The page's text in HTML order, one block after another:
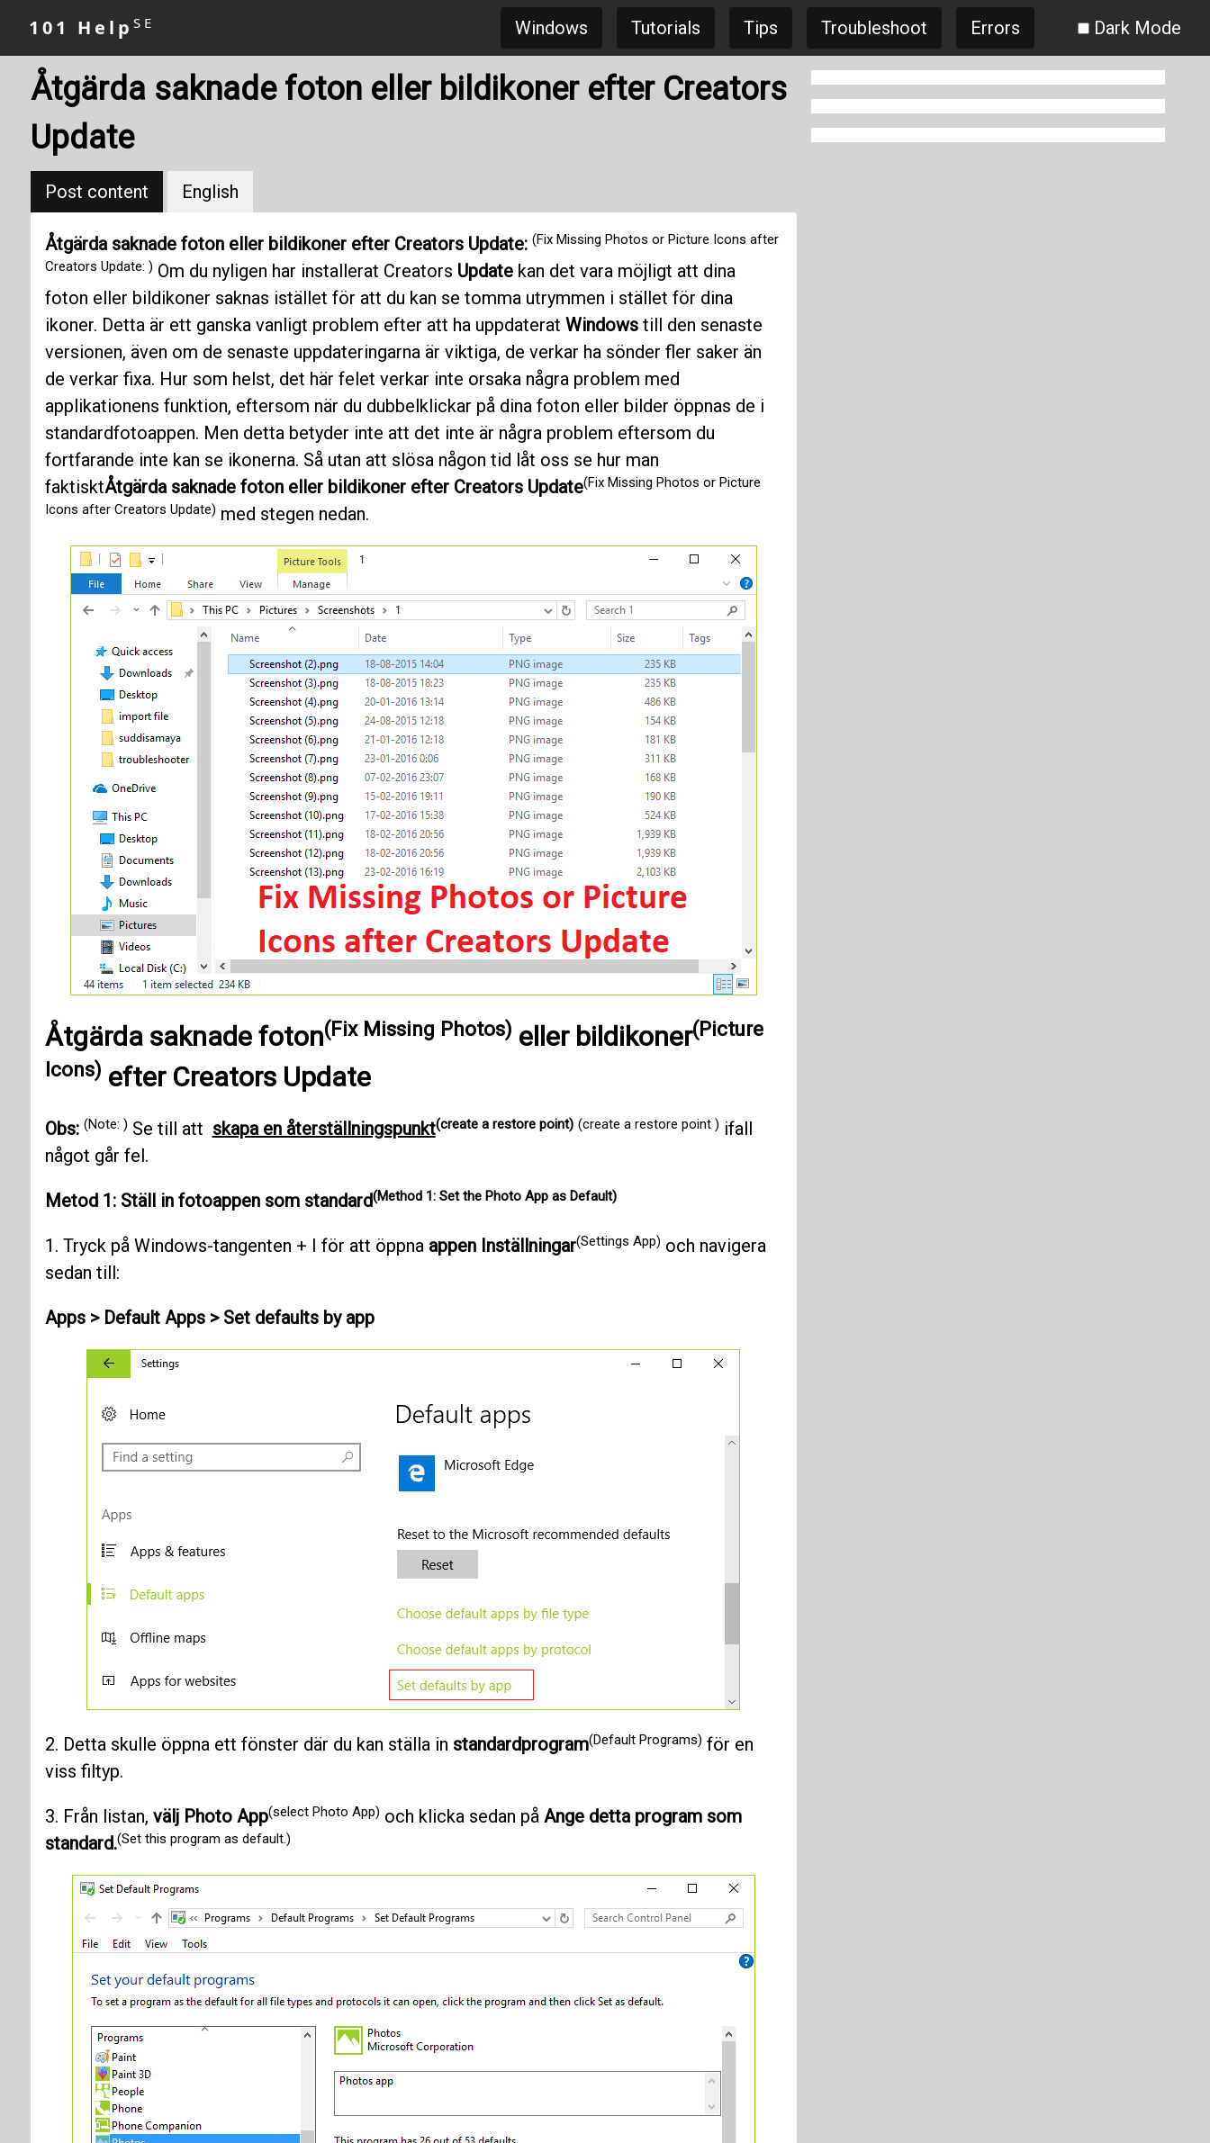
101 Help SE Windows Tutorials Tips Troubleshoot Errors Dark Mode
Åtgärda saknade foton eller bildikoner efter Creators
Update
Post content English
Åtgärda saknade foton eller bildikoner efter Creators Update: (Fix Missing Photos or Picture Icons after
Creators Update: ) Om du nyligen har installerat Creators Updatekan det vara möjligt att dina
foton eller bildikoner saknas istället för att du kan se tomma utrymmen i stället för dina
ikoner. Detta är ett ganska vanligt problem efter att ha uppdaterat Windowstill den senaste
versionen, även om de senaste uppdateringarna är viktiga, de verkar ha sönder fler saker än
de verkar fixa. Hur som helst, det här felet verkar inte orsaka några problem med
applikationens funktion, eftersom när du dubbelklickar på dina foton eller bilder öppnas de i
standardfotoappen. Men detta betyder inte att det inte är några problem eftersom du
fortfarande inte kan se ikonerna. Så utan att slösa någon tid låt oss se hur man
faktisktÅtgärda saknade foton eller bildikoner efter Creators Update(Fix Missing Photos or Picture
Icons after Creators Update) med stegen nedan.
Åtgärda saknade foton(Fix Missing Photos) eller bildikoner(Picture
Icons) efter Creators Update
Obs: (Note: ) Se till att skapa en återställningspunkt(create a restore point) (create a restore point ) ifall
något går fel.
Metod 1: Ställ in fotoappen som standard(Method 1: Set the Photo App as Default)
1. Tryck på Windows-tangenten + I för att öppna appen Inställningar(Settings App) och navigera
sedan till:
Apps > Default Apps > Set defaults by app
2. Detta skulle öppna ett fönster där du kan ställa in standardprogram(Default Programs) för en
viss filtyp.
3. Från listan, välj Photo App(select Photo App) och klicka sedan på Ange detta program som
standard.(Set this program as default.)